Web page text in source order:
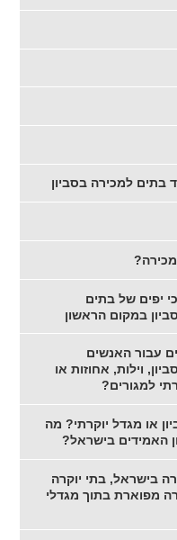
בתים למכירה בסביון
יפים של בתים
במקום הראשון
עבור האנשים
וילות, אחוזות או
למגורים?
או מגדל יוקרתי? מה
האמידים בישראל?
בישראל, בתי יוקרה
מפוארת בתוך מגדלי